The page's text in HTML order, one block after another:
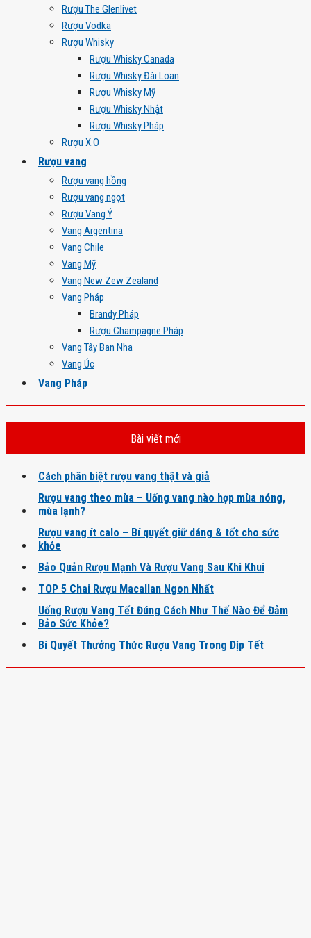
Rượu The Glenlivet
Rượu Vodka
Rượu Whisky
Rượu Whisky Canada
Rượu Whisky Đài Loan
Rượu Whisky Mỹ
Rượu Whisky Nhật
Rượu Whisky Pháp
Rượu X.O
Rượu vang
Rượu vang hồng
Rượu vang ngọt
Rượu Vang Ý
Vang Argentina
Vang Chile
Vang Mỹ
Vang New Zew Zealand
Vang Pháp
Brandy Pháp
Rượu Champagne Pháp
Vang Tây Ban Nha
Vang Úc
Vang Pháp
Bài viết mới
Cách phân biệt rượu vang thật và giả
Rượu vang theo mùa – Uống vang nào hợp mùa nóng,
mùa lạnh?
Rượu vang ít calo – Bí quyết giữ dáng & tốt cho sức
khỏe
Bảo Quản Rượu Mạnh Và Rượu Vang Sau Khi Khui
TOP 5 Chai Rượu Macallan Ngon Nhất
Uống Rượu Vang Tết Đúng Cách Như Thế Nào Để Đảm
Bảo Sức Khỏe?
Bí Quyết Thưởng Thức Rượu Vang Trong Dịp Tết